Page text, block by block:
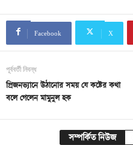
Facebook X
পূর্ববর্তী নিবন্ধ
প্রিজনভ্যানে উঠানোর সময় যে কষ্টের কথা
বলে গেলেন মামুনুল হক
সম্পর্কিত নিউজ